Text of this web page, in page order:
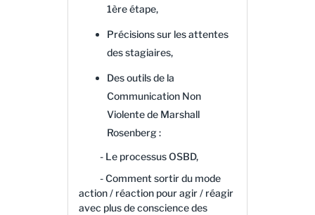
1ère étape,
Précisions sur les attentes
des stagiaires,
Des outils de la
Communication Non
Violente de Marshall
Rosenberg :
- Le processus OSBD,
- Comment sortir du mode
action / réaction pour agir / réagir
avec plus de conscience des